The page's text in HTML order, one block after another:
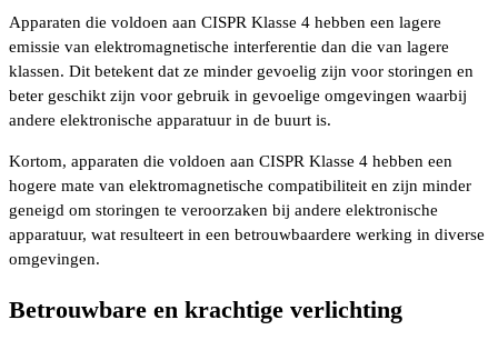
Apparaten die voldoen aan CISPR Klasse 4 hebben een lagere
emissie van elektromagnetische interferentie dan die van lagere
klassen. Dit betekent dat ze minder gevoelig zijn voor storingen en
beter geschikt zijn voor gebruik in gevoelige omgevingen waarbij
andere elektronische apparatuur in de buurt is.
Kortom, apparaten die voldoen aan CISPR Klasse 4 hebben een
hogere mate van elektromagnetische compatibiliteit en zijn minder
geneigd om storingen te veroorzaken bij andere elektronische
apparatuur, wat resulteert in een betrouwbaardere werking in diverse
omgevingen.
Betrouwbare en krachtige verlichting